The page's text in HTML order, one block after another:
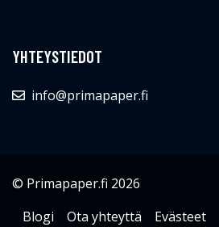
YHTEYSTIEDOT
info@primapaper.fi
© Primapaper.fi 2026
Blogi
Ota yhteyttä Evästeet